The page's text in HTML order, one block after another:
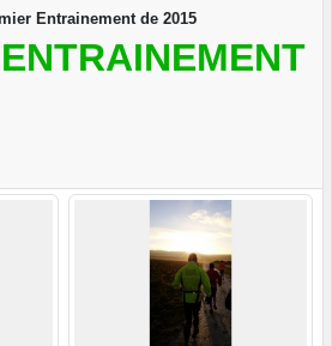
Entrainement de 2015